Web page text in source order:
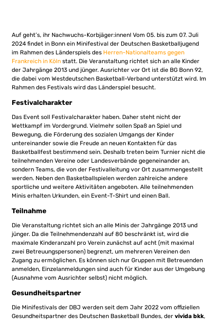
Auf geht’s, ihr Nachwuchs-Korbjäger:innen! Vom 05. bis zum 07. Juli
2024 findet in Bonn ein Minifestival der Deutschen Basketballjugend
im Rahmen des Länderspiels des Herren-Nationalteams gegen
Frankreich in Köln statt. Die Veranstaltung richtet sich an alle Kinder
der Jahrgänge 2013 und jünger. Ausrichter vor Ort ist die BG Bonn 92,
die dabei vom Westdeutschen Basketball-Verband unterstützt wird. Im
Rahmen des Festivals wird das Länderspiel besucht.
Festivalcharakter
Das Event soll Festivalcharakter haben. Daher steht nicht der
Wettkampf im Vordergrund. Vielmehr sollen Spaß an Spiel und
Bewegung, die Förderung des sozialen Umgangs der Kinder
untereinander sowie die Freude an neuen Kontakten für das
Basketballfest bestimmend sein. Deshalb treten beim Turnier nicht die
teilnehmenden Vereine oder Landesverbände gegeneinander an,
sondern Teams, die von der Festivalleitung vor Ort zusammengestellt
werden. Neben den Basketballspielen werden zahlreiche andere
sportliche und weitere Aktivitäten angeboten. Alle teilnehmenden
Minis erhalten Urkunden, ein Event-T-Shirt und einen Ball.
Teilnahme
Die Veranstaltung richtet sich an alle Minis der Jahrgänge 2013 und
jünger. Da die Teilnehmendenzahl auf 80 beschränkt ist, wird die
maximale Kinderanzahl pro Verein zunächst auf acht (mit maximal
zwei Betreuungspersonen) begrenzt, um mehreren Vereinen den
Zugang zu ermöglichen. Es können sich nur Gruppen mit Betreuenden
anmelden, Einzelanmeldungen sind auch für Kinder aus der Umgebung
(Ausnahme vom Ausrichter selbst) nicht möglich.
Gesundheitspartner
Die Minifestivals der DBJ werden seit dem Jahr 2022 vom offiziellen
Gesundheitspartner des Deutschen Basketball Bundes, der vivida bkk,